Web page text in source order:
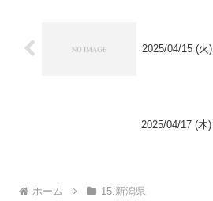
2025/04/15 (火)
2025/04/17 (木)
ホーム 15.新潟県